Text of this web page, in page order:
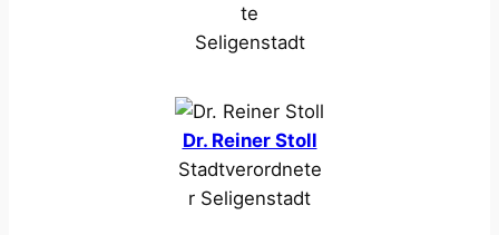
te
Seligenstadt
Dr. Reiner Stoll
Stadtverordnete
r Seligenstadt